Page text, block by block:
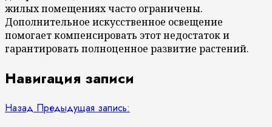
жилых помещениях часто ограничены.
Дополнительное искусственное освещение
помогает компенсировать этот недостаток и
гарантировать полноценное развитие растений.
Навигация записи
Назад Предыдущая запись: